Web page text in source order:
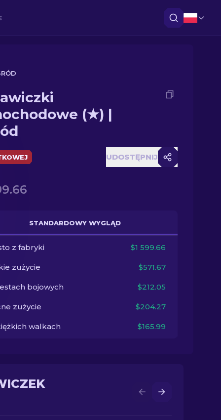
(★) |
UDOSTĘPNIJ
STANDARDOWY WYGLĄD
z fabryki $1 599.66
zużycie $571.67
bojowych $212.05
zużycie $204.27
walkach $165.99